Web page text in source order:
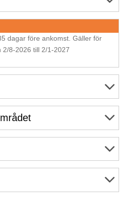
dagar före ankomst. Gäller för
8-2026 till 2/1-2027